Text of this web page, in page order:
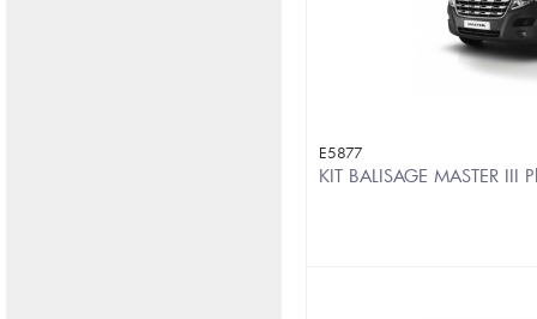
E5877
KIT BALISAGE MASTER III